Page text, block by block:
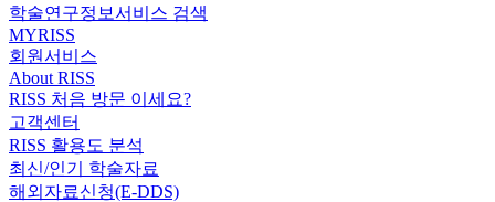
학술연구정보서비스 검색
MYRISS
회원서비스
About RISS
RISS 처음 방문 이세요?
고객센터
RISS 활용도 분석
최신/인기 학술자료
해외자료신청(E-DDS)